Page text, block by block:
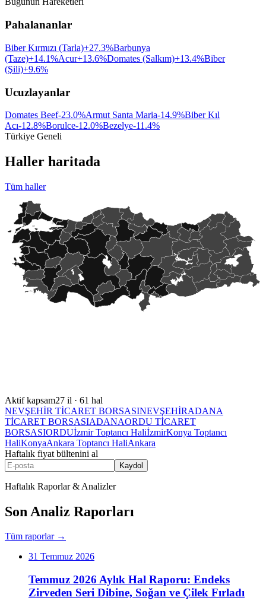
Pahalananlar
Biber Kırmızı (Tarla)+27.3%Barbunya
(Taze)+14.1%Acur+13.6%Domates (Salkım)+13.4%Biber
(Şili)+9.6%
Ucuzlayanlar
Domates Beef-23.0%Armut Santa Maria-14.9%Biber Kıl
Acı-12.8%Borulce-12.0%Bezelye-11.4%
Türkiye Geneli
Haller haritada
Tüm haller
Aktif kapsam27 il · 61 hal
NEVŞEHİR TİCARET BORSASINEVŞEHİRADANA
TİCARET BORSASIADANAORDU TİCARET
BORSASIORDUİzmir Toptancı HaliİzmirKonya Toptancı
HaliKonyaAnkara Toptancı HaliAnkara
Haftalık fiyat bültenini al
Kaydol
Haftalık Raporlar & Analizler
Son Analiz Raporları
Tüm raporlar →
31 Temmuz 2026
Temmuz 2026 Aylık Hal Raporu: Endeks
Zirveden Seri Dibine, Soğan ve Çilek Fırladı